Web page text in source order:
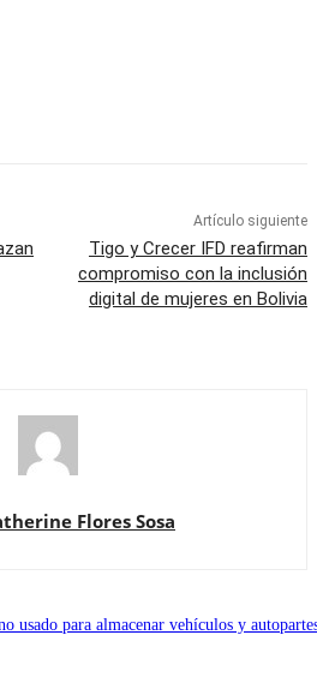
Artículo siguiente
Tigo y Crecer IFD reafirman
compromiso con la inclusión
digital de mujeres en Bolivia
Flores Sosa
usado para almacenar vehículos y